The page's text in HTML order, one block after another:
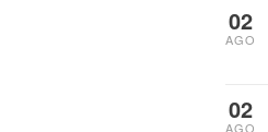
02
AGO
02
AGO